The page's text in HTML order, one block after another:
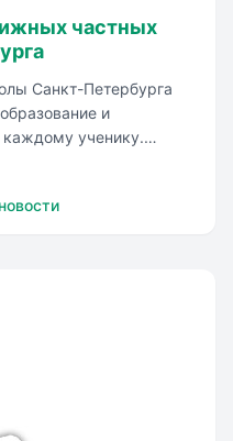
частных
Санкт-Петербурга
и
ученику.
и кулинарию. В